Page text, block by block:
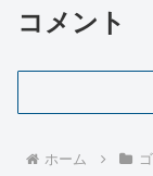
コメント
ホーム